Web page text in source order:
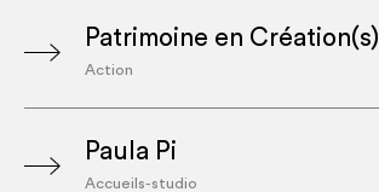
Patrimoine en Création(s)
Action
Paula Pi
Accueils-studio